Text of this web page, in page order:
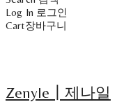
Log In 로그인
Cart장바구니
Zenyle┃제나일